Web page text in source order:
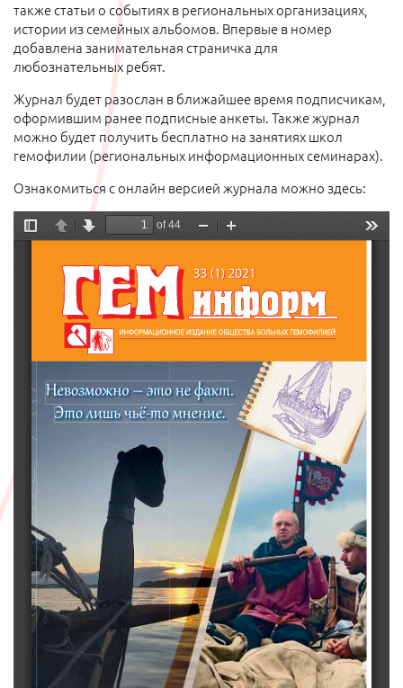
также статьи о событиях в региональных организациях,
истории из семейных альбомов. Впервые в номер
добавлена занимательная страничка для
любознательных ребят.
Журнал будет разослан в ближайшее время подписчикам,
оформившим ранее подписные анкеты. Также журнал
можно будет получить бесплатно на занятиях школ
гемофилии (региональных информационных семинарах).
Ознакомиться с онлайн версией журнала можно здесь: